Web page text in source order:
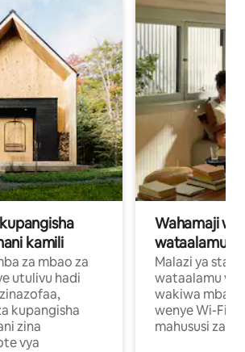
kamili
za mbao za
utulivu hadi
kupangisha
zina
vya
Wahamaji
wataalamu
Malazi ya
wataalamu
wakiwa mbali
wenye Wi-Fi
mahususi za